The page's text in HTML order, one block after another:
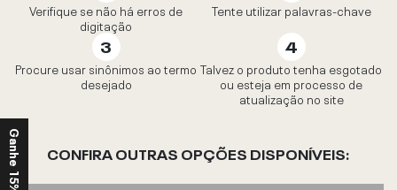
Verifique se não há erros de
digitação
Tente utilizar palavras-chave
Procure usar sinônimos ao termo
desejado
Talvez o produto tenha esgotado
ou esteja em processo de
atualização no site
CONFIRA OUTRAS OPÇÕES DISPONÍVEIS: